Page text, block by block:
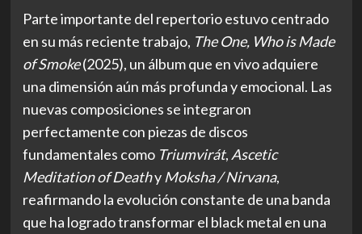
Parte importante del repertorio estuvo centrado
en su más reciente trabajo, The One, Who is Made
of Smoke(2025), un álbum que en vivo adquiere
una dimensión aún más profunda y emocional. Las
nuevas composiciones se integraron
perfectamente con piezas de discos
fundamentales como Triumvirát, Ascetic
Meditation of Deathy Moksha / Nirvana,
reafirmando la evolución constante de una banda
que ha logrado transformar el black metal en una